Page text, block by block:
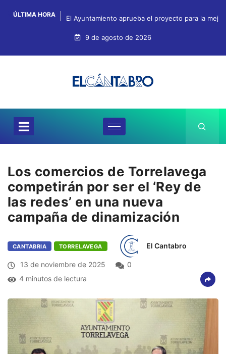
ÚLTIMA HORA El Ayuntamiento aprueba el proyecto para la
9 de agosto de 2026
Los comercios de Torrelavega
competirán por ser el ‘Rey de
las redes’ en una nueva
campaña de dinamización
CANTABRIA TORRELAVEGA El Cantabro
13 de noviembre de 2025
0
4 minutos de lectura